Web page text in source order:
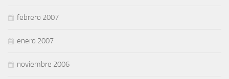
febrero 2007
enero 2007
noviembre 2006